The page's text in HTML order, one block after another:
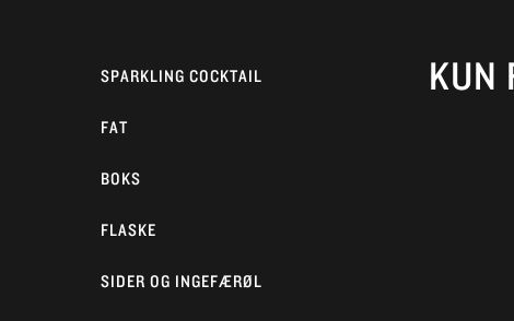
KUN
SPARKLING COCKTAIL
FAT
BOKS
FLASKE
SIDER OG INGEFÆRØL